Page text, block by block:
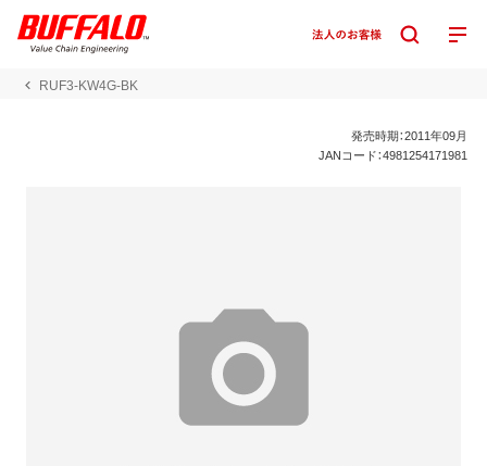
RUF3-KW4G-BK
発売時期：2011年09月
JANコード：4981254171981